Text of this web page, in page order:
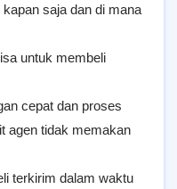
saja dan di mana
untuk membeli
cepat dan proses
agen tidak memakan
terkirim dalam waktu